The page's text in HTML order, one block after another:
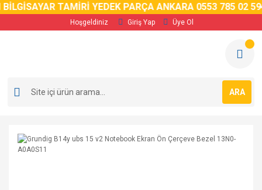
TAMİRİ YEDEK PARÇA ANKARA 0553 785 02 596
Hoşgeldiniz Giriş Yap Üye Ol
ARA